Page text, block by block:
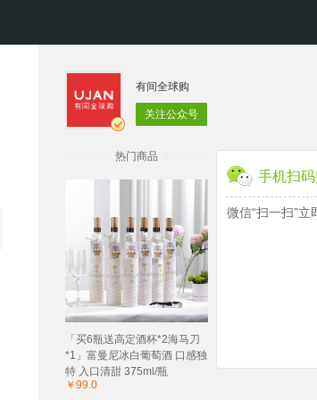
有间全球购
关注公众号
热门商品
「买6瓶送高定酒杯*2海马刀
*1」富曼尼冰白葡萄酒 口感独
特 入口清甜 375ml/瓶
￥99.0
手机扫
微信“扫一扫”立